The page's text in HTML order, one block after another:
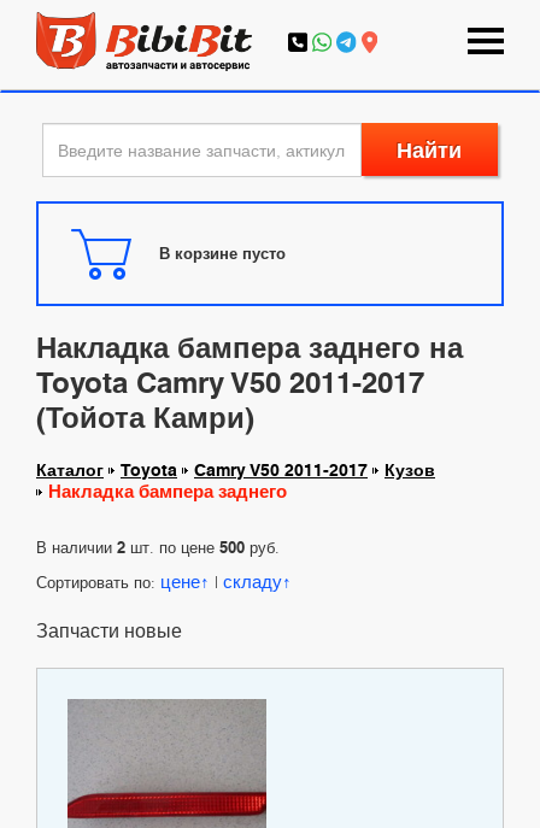
Найти
В корзине пусто
Накладка бампера заднего на
Toyota Camry V50 2011-2017
(Тойота Камри)
Каталог Toyota Camry V50 2011-2017 Кузов
Накладка бампера заднего
В наличии 2 шт. по цене 500 руб.
Сортировать по: цене | складу
Запчасти новые